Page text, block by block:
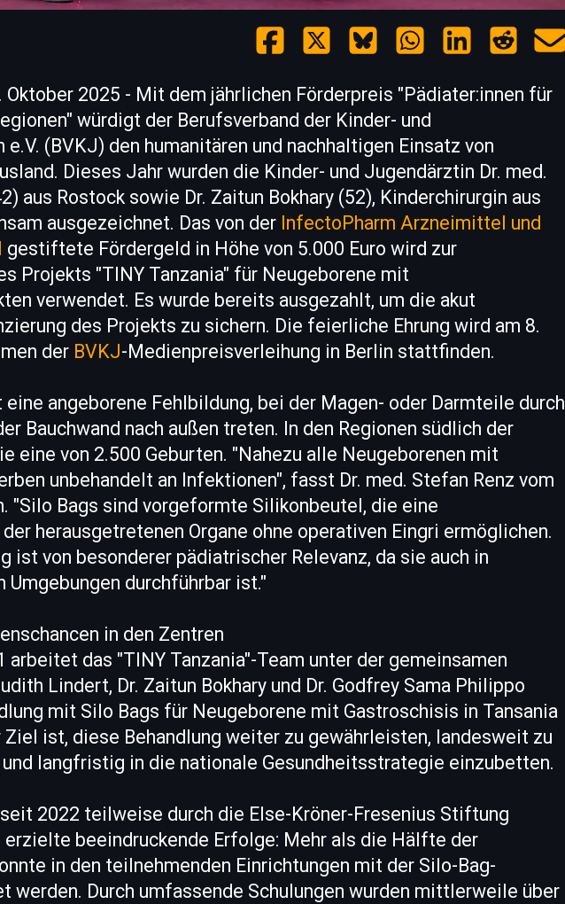
Oktober 2025 - Mit dem jährlichen Förderpreis "Pädiater:innen für
würdigt der Berufsverband der Kinder- und
e.V. (BVKJ) den humanitären und nachhaltigen Einsatz von
Dieses Jahr wurden die Kinder- und Jugendärztin Dr. med.
aus Rostock sowie Dr. Zaitun Bokhary (52), Kinderchirurgin aus
ausgezeichnet. Das von der InfectoPharm Arzneimittel und
gestiftete Fördergeld in Höhe von 5.000 Euro wird zur
Projekts "TINY Tanzania" für Neugeborene mit
verwendet. Es wurde bereits ausgezahlt, um die akut
des Projekts zu sichern. Die feierliche Ehrung wird am 8.
der BVKJ-Medienpreisverleihung in Berlin stattfinden.
angeborene Fehlbildung, bei der Magen- oder Darmteile durch
Bauchwand nach außen treten. In den Regionen südlich der
eine von 2.500 Geburten. "Nahezu alle Neugeborenen mit
unbehandelt an Infektionen", fasst Dr. med. Stefan Renz vom
"Silo Bags sind vorgeformte Silikonbeutel, die eine
herausgetretenen Organe ohne operativen Eingri ermöglichen.
ist von besonderer pädiatrischer Relevanz, da sie auch in
Umgebungen durchführbar ist."
in den Zentren
arbeitet das "TINY Tanzania"-Team unter der gemeinsamen
Lindert, Dr. Zaitun Bokhary und Dr. Godfrey Sama Philippo
mit Silo Bags für Neugeborene mit Gastroschisis in Tansania
Ziel ist, diese Behandlung weiter zu gewährleisten, landesweit zu
langfristig in die nationale Gesundheitsstrategie einzubetten.
2022 teilweise durch die Else-Kröner-Fresenius Stiftung
erzielte beeindruckende Erfolge: Mehr als die Hälfte der
in den teilnehmenden Einrichtungen mit der Silo-Bag-
werden. Durch umfassende Schulungen wurden mittlerweile über